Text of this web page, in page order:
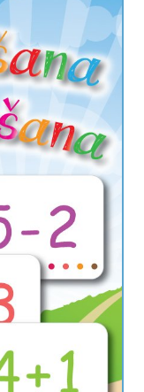
menu
Expand
child
menu